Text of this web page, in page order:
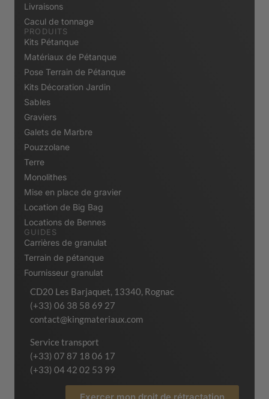
Livraisons
Cacul de tonnage
PRODUITS
Kits Pétanque
Matériaux de Pétanque
Pose Terrain de Pétanque
Kits Décoration Jardin
Sables
Graviers
Galets de Marbre
Pouzzolane
Terre
Monolithes
Mise en place de gravier
Location de Big Bag
Locations de Bennes
GUIDES
Carrières de granulat
Terrain de pétanque
Fournisseur granulat
CD20 Les Barjaquet, 13340, Rognac
(+33) 06 38 58 69 27
contact@kingmateriaux.com
Service transport
(+33) 07 87 18 06 17
(+33) 04 42 02 53 99